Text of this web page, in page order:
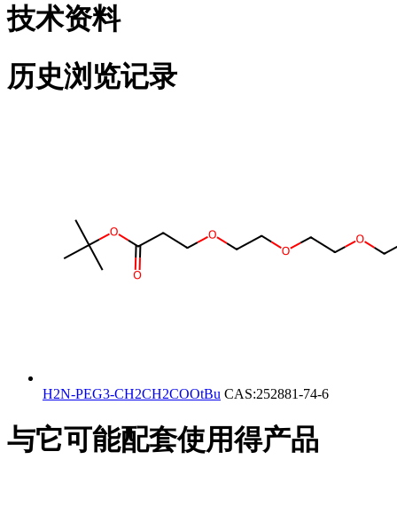
技术资料
历史浏览记录
H2N-PEG3-CH2CH2COOtBu CAS:252881-74-6
与它可能配套使用得产品